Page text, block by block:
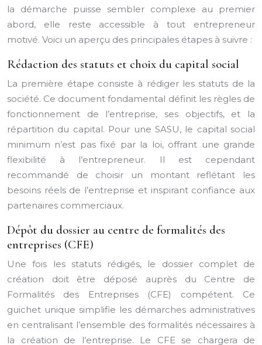
la démarche puisse sembler complexe au premier
abord, elle reste accessible à tout entrepreneur
motivé. Voici un aperçu des principales étapes à suivre :
Rédaction des statuts et choix du capital social
La première étape consiste à rédiger les statuts de la
société. Ce document fondamental définit les règles de
fonctionnement de l’entreprise, ses objectifs, et la
répartition du capital. Pour une SASU, le capital social
minimum n’est pas fixé par la loi, offrant une grande
flexibilité à l’entrepreneur. Il est cependant
recommandé de choisir un montant reflétant les
besoins réels de l’entreprise et inspirant confiance aux
partenaires commerciaux.
Dépôt du dossier au centre de formalités des
entreprises (CFE)
Une fois les statuts rédigés, le dossier complet de
création doit être déposé auprès du Centre de
Formalités des Entreprises (CFE) compétent. Ce
guichet unique simplifie les démarches administratives
en centralisant l’ensemble des formalités nécessaires à
la création de l’entreprise. Le CFE se chargera de